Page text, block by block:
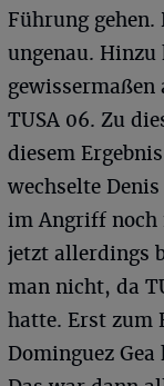
Führung
ungenau. Hinzu
TUSA 06. Zu
diesem
wechselte
im Angriff noch
jetzt allerdings
man nicht, da
hatte. Erst zum
Dominguez